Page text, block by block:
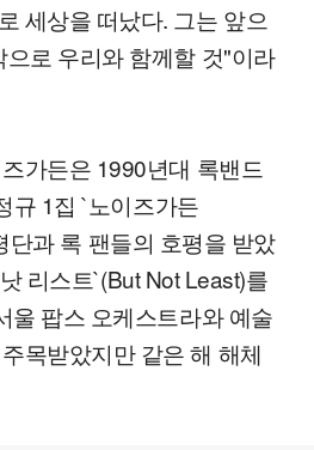
세상을 떠났다. 그는 앞으
으로 우리와 함께할 것"이라
가든은 1990년대 록밴드
규 1집 `노이즈가든
단과 록 팬들의 호평을 받았
리스트`(But Not Least)를
울 팝스 오케스트라와 예술
목받았지만 같은 해 해체